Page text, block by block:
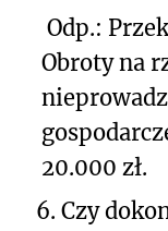
Odp.:
Obroty na
20.000 zł.
6. Czy